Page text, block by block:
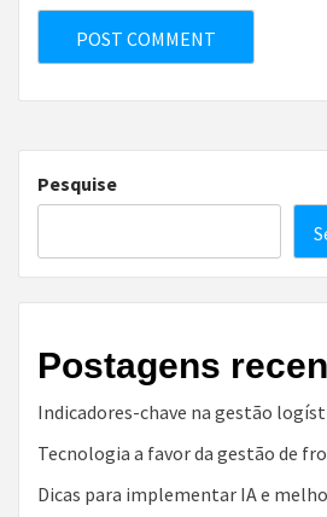
Pesquise
Postagens
Indicadores-chave na gestão
Tecnologia a favor da gestão de
Dicas para implementar IA e